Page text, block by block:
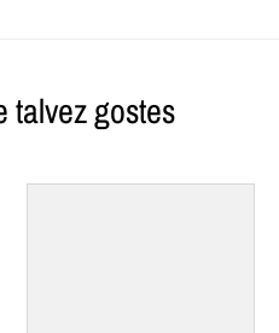
talvez gostes